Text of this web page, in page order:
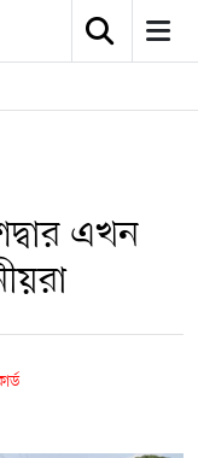
এখন